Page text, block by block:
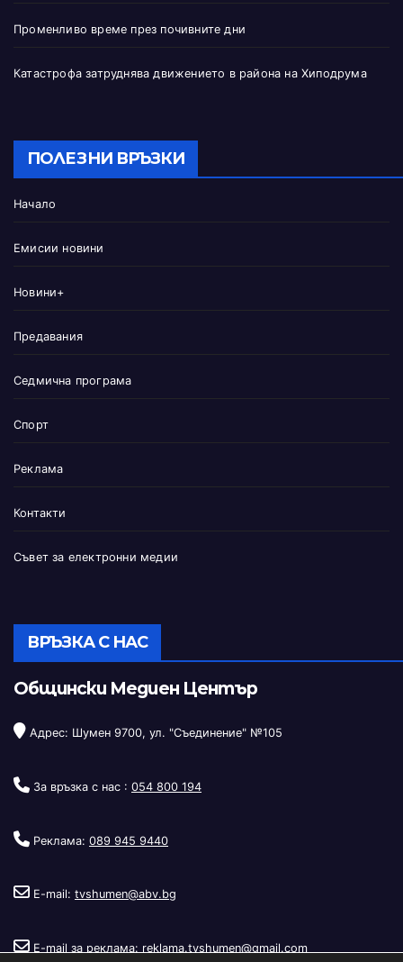
Променливо време през почивните дни
Катастрофа затруднява движението в района на Хиподрума
ПОЛЕЗНИ ВРЪЗКИ
Начало
Емисии новини
Новини+
Предавания
Седмична програма
Спорт
Реклама
Контакти
Съвет за електронни медии
ВРЪЗКА С НАС
Общински Медиен Център
Адрес: Шумен 9700, ул. "Съединение" №105
За връзка с нас : 054 800 194
Реклама: 089 945 9440
E-mail: tvshumen@abv.bg
E-mail за реклама: reklama.tvshumen@gmail.com